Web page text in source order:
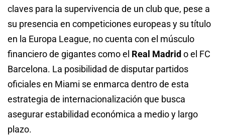
claves para la supervivencia de un club que, pese a
su presencia en competiciones europeas y su título
en la Europa League, no cuenta con el músculo
financiero de gigantes como el Real Madrid o el FC
Barcelona. La posibilidad de disputar partidos
oficiales en Miami se enmarca dentro de esta
estrategia de internacionalización que busca
asegurar estabilidad económica a medio y largo
plazo.